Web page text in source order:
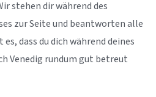
stehen dir während des
zur Seite und beantworten alle
dass du dich während deines
Venedig rundum gut betreut